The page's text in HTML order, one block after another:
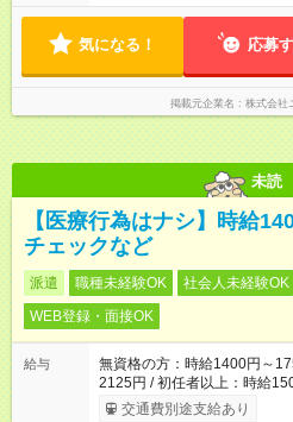
気になる！ 応募
掲載元企業名 株式会社
未読
【医療行為はナシ】時給
チェックなど
派遣 職種未経験OK 社会人未経験OK
WEB登録・面接OK
給与
無資格の方：時給1400円～
2125円 / 初任者以上：時給
交通費別途支給あり